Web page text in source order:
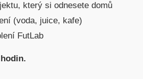
který si odnesete domů
(voda, juice, kafe)
FutLab